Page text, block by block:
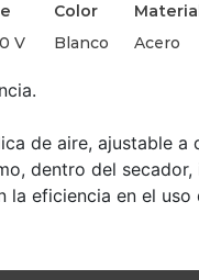
Color
V Blanco Acero
de aire, ajustable a
dentro del
eficiencia en el